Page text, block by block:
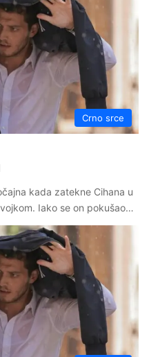
Crno srce
kada zatekne Cihana u
Iako se on pokušao…